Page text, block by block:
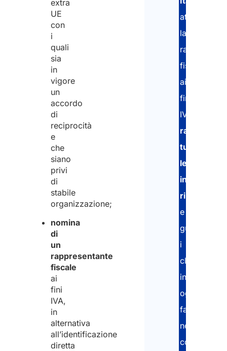
extra
UE
con
i
quali
sia
in
vigore
un
accordo
di
reciprocità
e
che
siano
privi
di
stabile
organizzazione;
nomina
di
un
rappresentante
fiscale
ai
fini
IVA,
in
alternativa
all’identificazione
diretta
attraverso
la
fiscale
ai
fini
IVA,
tutte
le
rilevanti
e
guidando
i
clienti
in
ogni
fase
necessaria,
compresa